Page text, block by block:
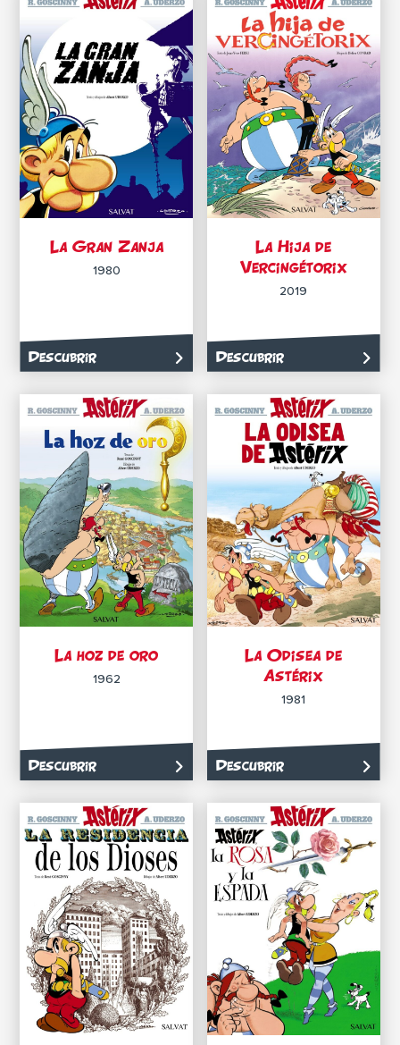
La Gran Zanja
1980
Descubrir
La Hija de
Vercingétorix
2019
Descubrir
La hoz de oro
1962
Descubrir
La Odisea de
Astérix
1981
Descubrir